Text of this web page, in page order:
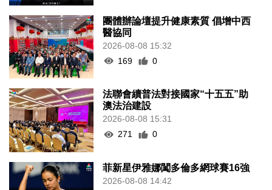
團體辦論壇提升健康素質 倡增中西
醫協同
2026-08-08 15:32
169
0
法聯會續普法對接國家“十五五”助
澳法治建設
2026-08-08 15:31
271
0
菲新星伊雅娜闖多倫多網球賽16強
2026-08-08 14:42